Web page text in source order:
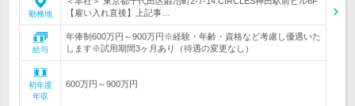
勤務地
【雇い入れ直後】上記事…
給与
年俸制600万円～900万円※経験・年齢・資格など考慮し優遇いた
します※試用期間3ヶ月あり（待遇の変更なし）
初年度
年収
600万円～900万円